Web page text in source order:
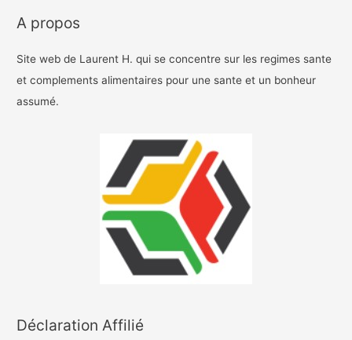
A propos
Site web de Laurent H. qui se concentre sur les regimes sante
et complements alimentaires pour une sante et un bonheur
assumé.
Déclaration Affilié